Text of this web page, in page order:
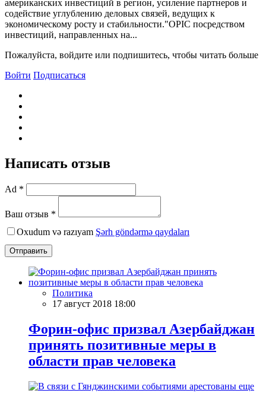
американских инвестиций в регион, усиление партнеров и
содействие углублению деловых связей, ведущих к
экономическому росту и стабильности."OPIC посредством
инвестиций, направленных на...
Пожалуйста, войдите или подпишитесь, чтобы читать больше
Войти Подписаться
Написать отзыв
Ad *
Ваш отзыв *
Oxudum və razıyam Şərh göndərmə qaydaları
Отправить
Политика
17 август 2018 18:00
Форин-офис призвал Азербайджан
принять позитивные меры в
области прав человека